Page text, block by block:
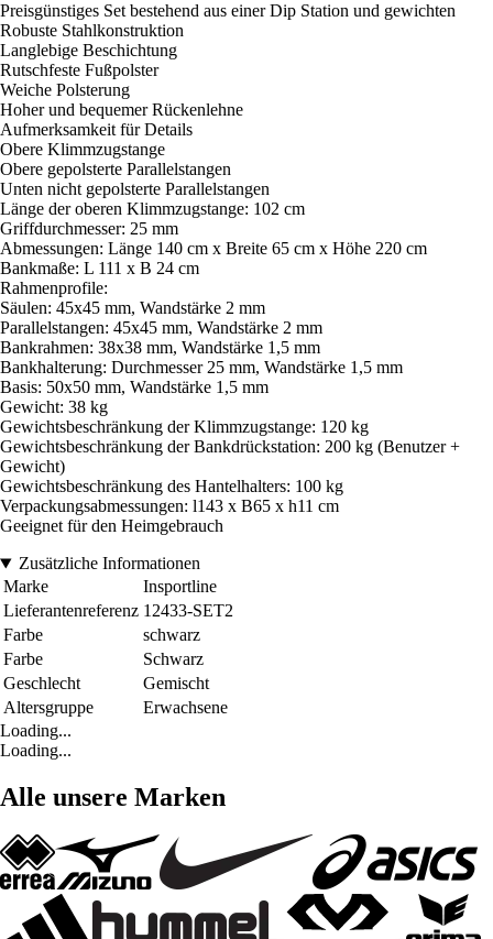
Preisgünstiges Set bestehend aus einer Dip Station und gewichten
Robuste Stahlkonstruktion
Langlebige Beschichtung
Rutschfeste Fußpolster
Weiche Polsterung
Hoher und bequemer Rückenlehne
Aufmerksamkeit für Details
Obere Klimmzugstange
Obere gepolsterte Parallelstangen
Unten nicht gepolsterte Parallelstangen
Länge der oberen Klimmzugstange: 102 cm
Griffdurchmesser: 25 mm
Abmessungen: Länge 140 cm x Breite 65 cm x Höhe 220 cm
Bankmaße: L 111 x B 24 cm
Rahmenprofile:
Säulen: 45x45 mm, Wandstärke 2 mm
Parallelstangen: 45x45 mm, Wandstärke 2 mm
Bankrahmen: 38x38 mm, Wandstärke 1,5 mm
Bankhalterung: Durchmesser 25 mm, Wandstärke 1,5 mm
Basis: 50x50 mm, Wandstärke 1,5 mm
Gewicht: 38 kg
Gewichtsbeschränkung der Klimmzugstange: 120 kg
Gewichtsbeschränkung der Bankdrückstation: 200 kg (Benutzer +
Gewicht)
Gewichtsbeschränkung des Hantelhalters: 100 kg
Verpackungsabmessungen: l143 x B65 x h11 cm
Geeignet für den Heimgebrauch
Zusätzliche Informationen
Marke
Insportline
Lieferantenreferenz 12433-SET2
Farbe
schwarz
Farbe
Schwarz
Geschlecht
Gemischt
Altersgruppe
Erwachsene
Loading...
Loading...
Alle unsere Marken